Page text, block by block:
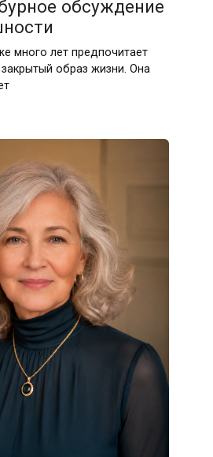
обсуждение
много лет предпочитает
образ жизни. Она